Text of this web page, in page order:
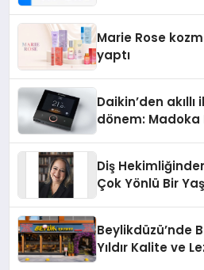
Marie Rose
yaptı
Daikin’den
dönem: Madoka
Diş
Çok Yönlü Bir
Beylikdüzü’nde
Yıldır Kalite ve